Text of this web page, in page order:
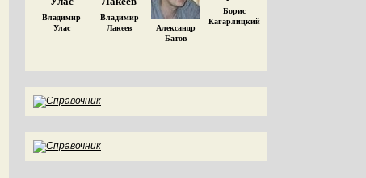
Владимир
Улас
Владимир
Лакеев
Александр
Батов
Борис
Кагарлицкий